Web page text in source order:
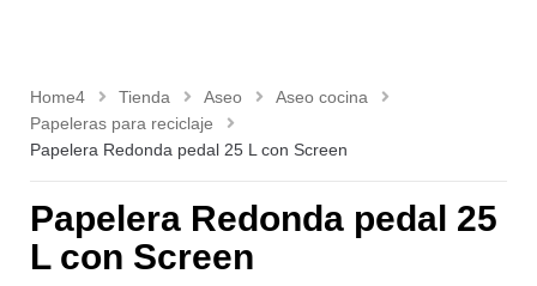
Home4 Tienda Aseo
Aseo cocina
Papeleras para reciclaje
Papelera Redonda pedal 25 L con Screen
Papelera Redonda pedal 25
L con Screen